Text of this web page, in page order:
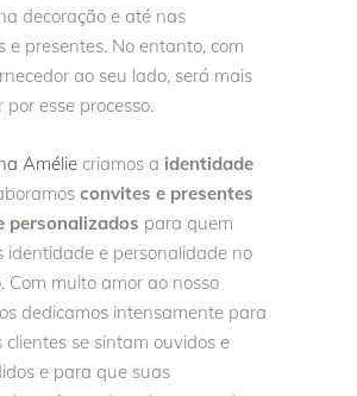
decoração e até nas
e presentes. No entanto, com
ao seu lado, será mais
esse processo.
Amélie criamos a identidade
convites e presentes
personalizados para quem
identidade e personalidade no
Com muito amor ao nosso
dedicamos intensamente para
clientes se sintam ouvidos e
e para que suas